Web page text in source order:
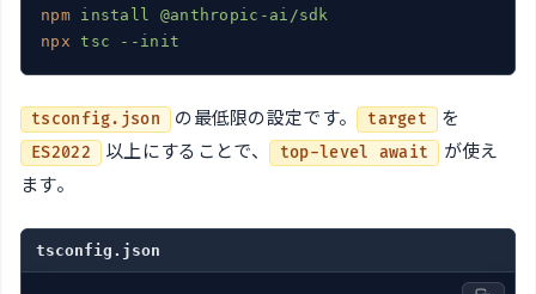
npm
install @anthropic-ai/sdk
npx
tsc --init
tsconfig.json の最低限の設定です。 target を
ES2022 以上にすることで、 top-level await
が使え
ます。
tsconfig.json